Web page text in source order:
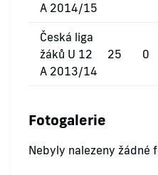
A 2014/15
Česká liga
žáků U 12
A 2013/14
25 0
Fotogalerie
Nebyly nalezeny žádné